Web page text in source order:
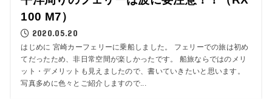
100 M7）
2020.05.20
はじめに 宮崎カーフェリーに乗船しました。 フェリーでの旅は初め
てだったため、非日常空間が楽しかったです。 船旅ならではのメリ
ット・デメリットも見えましたので、書いていきたいと思います。
写真多めに色々とご紹介しますので...